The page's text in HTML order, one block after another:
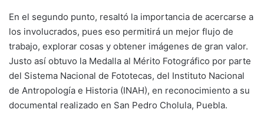
En el segundo punto, resaltó la importancia de acercarse a
los involucrados, pues eso permitirá un mejor flujo de
trabajo, explorar cosas y obtener imágenes de gran valor.
Justo así obtuvo la Medalla al Mérito Fotográfico por parte
del Sistema Nacional de Fototecas, del Instituto Nacional
de Antropología e Historia (INAH), en reconocimiento a su
documental realizado en San Pedro Cholula, Puebla.